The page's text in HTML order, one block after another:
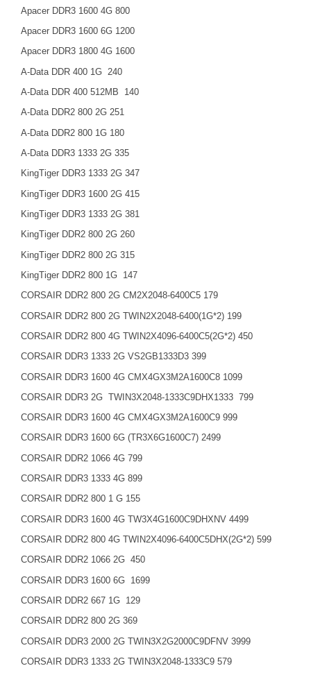
Apacer DDR3 1600 4G 800
Apacer DDR3 1600 6G 1200
Apacer DDR3 1800 4G 1600
A-Data DDR 400 1G 240
A-Data DDR 400 512MB
140
A-Data DDR2 800 2G 251
A-Data DDR2 800 1G 180
A-Data DDR3 1333 2G 335
KingTiger DDR3 1333 2G 347
KingTiger DDR3 1600 2G 415
KingTiger DDR3 1333 2G 381
KingTiger DDR2 800 2G 260
KingTiger DDR2 800 2G 315
KingTiger DDR2 800 1G 147
CORSAIR DDR2 800 2G CM2X2048-6400C5 179
CORSAIR DDR2 800 2G TWIN2X2048-6400(1G*2) 199
CORSAIR DDR2 800 4G TWIN2X4096-6400C5(2G*2) 450
CORSAIR DDR3 1333 2G VS2GB1333D3 399
CORSAIR DDR3 1600 4G CMX4GX3M2A1600C8 1099
CORSAIR DDR3 2G TWIN3X2048-1333C9DHX1333 799
CORSAIR DDR3 1600 4G CMX4GX3M2A1600C9 999
CORSAIR DDR3 1600 6G (TR3X6G1600C7) 2499
CORSAIR DDR2 1066 4G 799
CORSAIR DDR3 1333 4G 899
CORSAIR DDR2 800 1 G 155
CORSAIR DDR3 1600 4G TW3X4G1600C9DHXNV 4499
CORSAIR DDR2 800 4G TWIN2X4096-6400C5DHX(2G*2) 599
CORSAIR DDR2 1066 2G 450
CORSAIR DDR3 1600 6G 1699
CORSAIR DDR2 667 1G 129
CORSAIR DDR2 800 2G 369
CORSAIR DDR3 2000 2G TWIN3X2G2000C9DFNV 3999
CORSAIR DDR3 1333 2G TWIN3X2048-1333C9 579